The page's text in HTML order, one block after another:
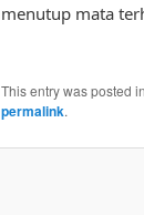
menutup mata
This entry was posted in
permalink.